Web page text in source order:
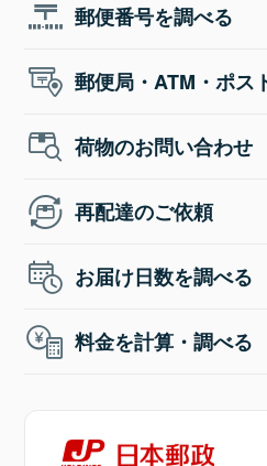
郵便番号を調べる
郵便局・ATM・ポス
荷物のお問い合わせ
再配達のご依頼
お届け日数を調べる
料金を計算・調べる